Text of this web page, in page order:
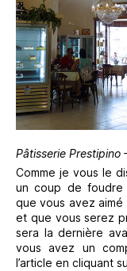
Pâtisserie Prestipino
Comme je vous le
un coup de foudre
que vous avez
et que vous serez
sera la dernière
vous avez un
l’article en cliquant